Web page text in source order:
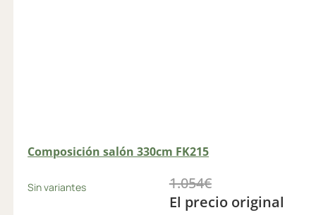
Composición salón 330cm FK215
Sin variantes 1.054€
El precio original